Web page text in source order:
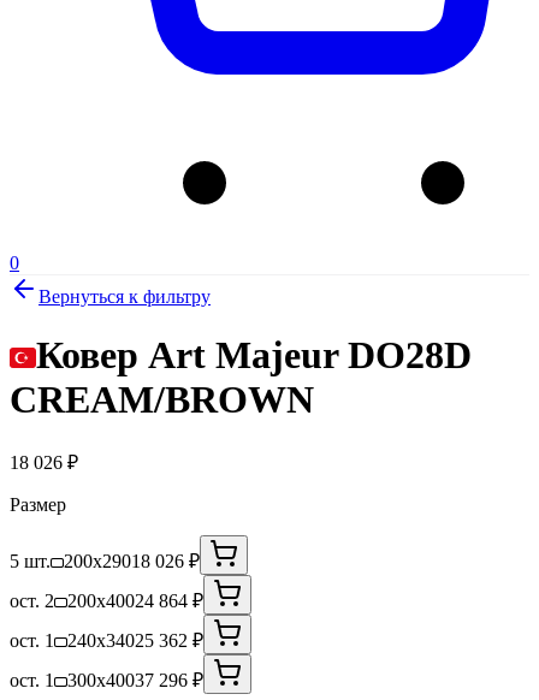
0
Вернуться к фильтру
Ковер Art Majeur DO28D
CREAM/BROWN
18 026 ₽
Размер
5 шт. 200x29018 026 ₽
ост. 2
200x40024 864 ₽
ост. 1
240x34025 362 ₽
ост. 1
300x40037 296 ₽